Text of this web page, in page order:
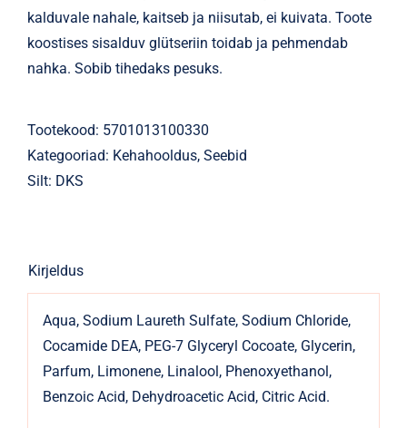
kalduvale nahale, kaitseb ja niisutab, ei kuivata. Toote
koostises sisalduv glütseriin toidab ja pehmendab
nahka. Sobib tihedaks pesuks.
Tootekood: 5701013100330
Kategooriad: Kehahooldus, Seebid
Silt: DKS
Kirjeldus
Aqua, Sodium Laureth Sulfate, Sodium Chloride,
Cocamide DEA, PEG-7 Glyceryl Cocoate, Glycerin,
Parfum, Limonene, Linalool, Phenoxyethanol,
Benzoic Acid, Dehydroacetic Acid, Citric Acid.